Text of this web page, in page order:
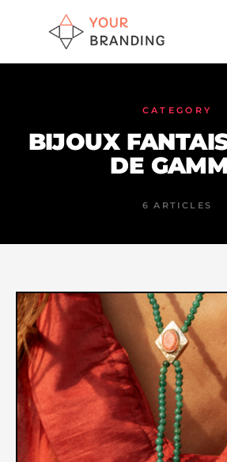
CATEGORY
BIJOUX
DE
6 ARTICLES